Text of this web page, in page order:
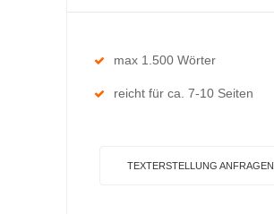
max 1.500 Wörter
reicht für ca. 7-10 Seiten
TEXTERSTELLUNG ANFRAGEN